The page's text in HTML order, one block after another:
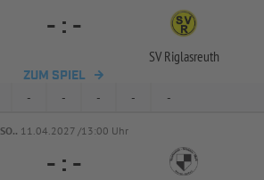
- : -
SV Riglasreuth
ZUM SPIEL
- - - - -
SO.. 11.04.2027 /13:00 Uhr
- : -